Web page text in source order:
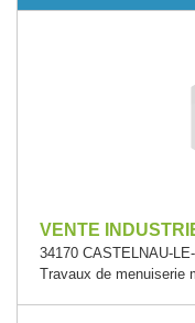
VENTE
34170 CASTELNAU-
Travaux de menuiserie